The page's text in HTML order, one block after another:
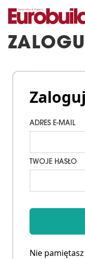
ADRES E-MAIL
TWOJE HASŁO
Nie pamiętasz